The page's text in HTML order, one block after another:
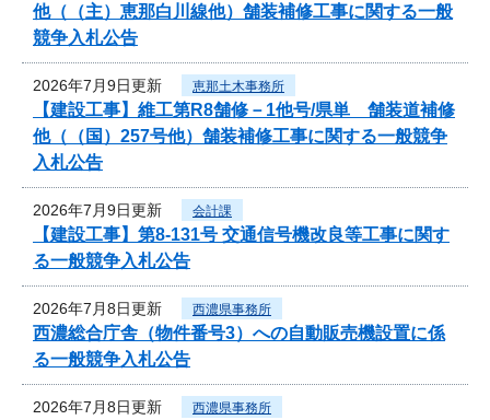
他（（主）恵那白川線他）舗装補修工事に関する一般
競争入札公告
2026年7月9日更新 恵那土木事務所
【建設工事】維工第R8舗修－1他号/県単 舗装道補修
他（（国）257号他）舗装補修工事に関する一般競争
入札公告
2026年7月9日更新 会計課
【建設工事】第8-131号 交通信号機改良等工事に関す
る一般競争入札公告
2026年7月8日更新 西濃県事務所
西濃総合庁舎（物件番号3）への自動販売機設置に係
る一般競争入札公告
2026年7月8日更新 西濃県事務所